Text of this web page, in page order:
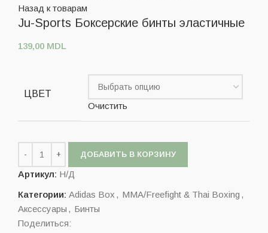
Назад к товарам
Ju-Sports Боксерские бинты эластичные
139,00 MDL
ЦВЕТ
Очистить
ДОБАВИТЬ В КОРЗИНУ
Артикул: Н/Д
Категории: Adidas Box , MMA/Freefight & Thai Boxing ,
Аксессуары , Бинты
Поделиться: